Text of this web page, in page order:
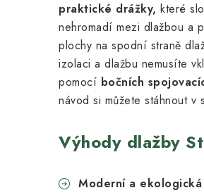
praktické drážky, které
nehromadí mezi dlažbou a
plochy na spodní straně
izolaci a dlažbu nemusíte
pomocí bočních
návod si můžete stáhnout
Výhody dlažby
Moderní a ekologická